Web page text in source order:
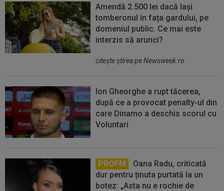
Amendă 2.500 lei dacă lași
tomberonul în fața gardului, pe
domeniul public. Ce mai este
interzis să arunci?
citeşte ştirea pe Newsweek.ro
Ion Gheorghe a rupt tăcerea,
după ce a provocat penalty-ul din
care Dinamo a deschis scorul cu
Voluntari
PROFM
Oana Radu, criticată
dur pentru ținuta purtată la un
botez: „Asta nu e rochie de